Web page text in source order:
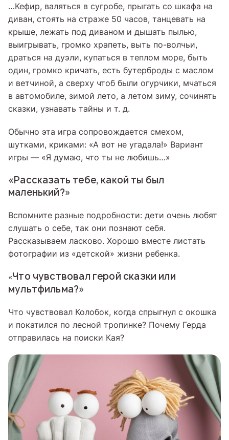
…Кефир, валяться в сугробе, прыгать со шкафа на
диван, стоять на страже 50 часов, танцевать на
крыше, лежать под диваном и дышать пылью,
выигрывать, громко храпеть, выть по-волчьи,
драться на дуэли, купаться в теплом море, быть
один, громко кричать, есть бутерброды с маслом
и ветчиной, а сверху чтоб были огурчики, мчаться
в автомобиле, зимой лето, а летом зиму, сочинять
сказки, узнавать тайны и т. д.
Обычно эта игра сопровождается смехом,
шутками, криками: «А вот не угадала!» Вариант
игры — «Я думаю, что ты не любишь…»
«Рассказать тебе, какой ты был
маленький?»
Вспомните разные подробности: дети очень любят
слушать о себе, так они познают себя.
Рассказываем ласково. Хорошо вместе листать
фотографии из «детской» жизни ребенка.
«Что чувствовал герой сказки или
мультфильма?»
Что чувствовал Колобок, когда спрыгнул с окошка
и покатился по лесной тропинке? Почему Герда
отправилась на поиски Кая?